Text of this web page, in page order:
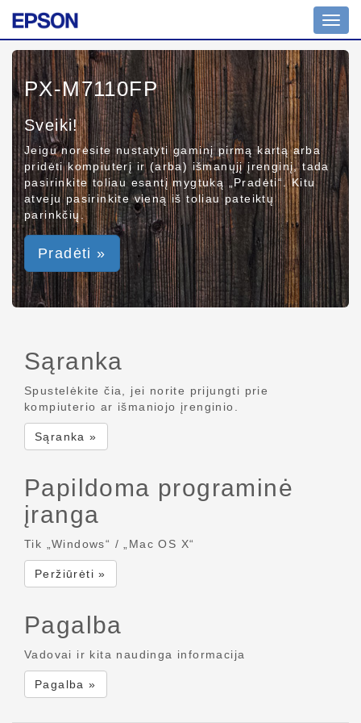
PX-M7110FP
Sveiki!
Jeigu norėsite nustatyti gaminį pirmą kartą arba
pridėti kompiuterį ir (arba) išmanųjį įrenginį, tada
pasirinkite toliau esantį mygtuką „Pradėti“. Kitu
atveju pasirinkite vieną iš toliau pateiktų
parinkčių.
Pradėti »
Sąranka
Spustelėkite čia, jei norite prijungti prie
kompiuterio ar išmaniojo įrenginio.
Sąranka »
Papildoma programinė
įranga
Tik „Windows“ / „Mac OS X“
Peržiūrėti »
Pagalba
Vadovai ir kita naudinga informacija
Pagalba »